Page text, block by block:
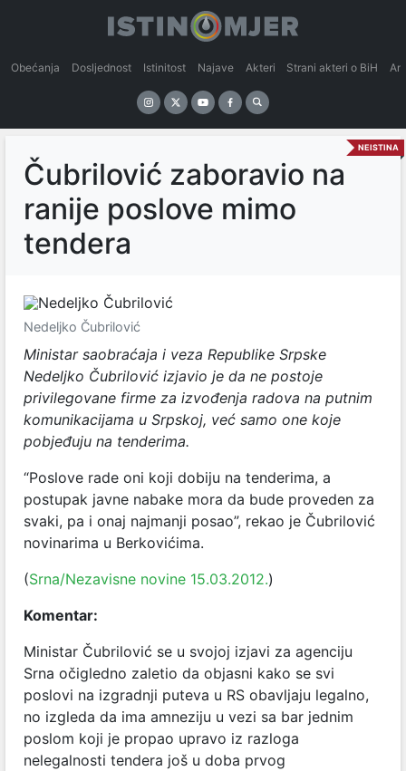
Obećanja Dosljednost Istinitost Najave Akteri Strani akteri o BiH
NEISTINA
Čubrilović zaboravio na
ranije poslove mimo
tendera
Nedeljko Čubrilović
Ministar saobraćaja i veza Republike Srpske
Nedeljko Čubrilović izjavio je da ne postoje
privilegovane firme za izvođenja radova na putnim
komunikacijama u Srpskoj, već samo one koje
pobjeđuju na tenderima.
“Poslove rade oni koji dobiju na tenderima, a
postupak javne nabake mora da bude proveden za
svaki, pa i onaj najmanji posao”, rekao je Čubrilović
novinarima u Berkovićima.
(Srna/Nezavisne novine 15.03.2012.)
Komentar:
Ministar Čubrilović se u svojoj izjavi za agenciju
Srna očigledno zaletio da objasni kako se svi
poslovi na izgradnji puteva u RS obavljaju legalno,
no izgleda da ima amneziju u vezi sa bar jednim
poslom koji je propao upravo iz razloga
nelegalnosti tendera još u doba prvog